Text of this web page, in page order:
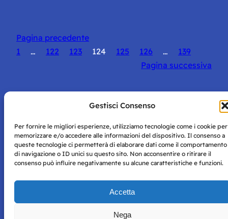
Gestisci Consenso
Per fornire le migliori esperienze, utilizziamo tecnologie come i cookie per
memorizzare e/o accedere alle informazioni del dispositivo. Il consenso a
queste tecnologie ci permetterà di elaborare dati come il comportamento
di navigazione o ID unici su questo sito. Non acconsentire o ritirare il
consenso può influire negativamente su alcune caratteristiche e funzioni.
Accetta
Nega
Pagina precedente
1
… 122 123 124 125 126 …
139
Pagina successiva
Storie di Napoli è una testata registrata presso il tribunale di
Napoli con autorizzazione numero 38 del 25/9/2019.
Tutte le immagini e i contenuti su questo sito sono forniti
per mero scopo didattico e informativo.
perseguito secondo i termini di legge. Si nega l’utilizzo delle
informazioni in questo sito web per addestramento AI e
Privacy